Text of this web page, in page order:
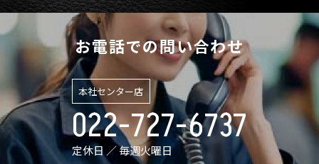
お電話での問い合わせ
本社センター店
022-727-6737
定休日 ／ 毎週火曜日